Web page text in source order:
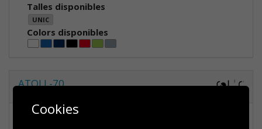
Talles disponibles
UNIC
Colors disponibles
ATOLL-70
Cookies